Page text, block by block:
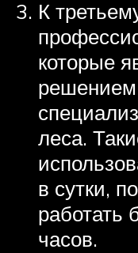
К
которые
леса.
в сутки,
работать
часов.